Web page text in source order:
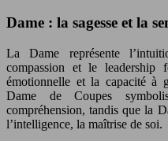
Dame : la sagesse et la
La Dame représente
compassion et le leadership
émotionnelle et la capacité à
Dame de Coupes
compréhension, tandis que la
l’intelligence, la maîtrise de soi.